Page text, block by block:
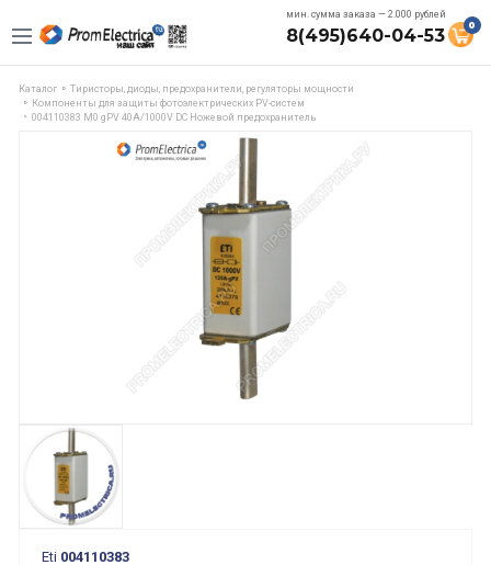
мин. сумма заказа — 2.000 рублей
8(495)640-04-53 0
Каталог
Тиристоры, диоды, предохранители, регуляторы мощности
Компоненты для защиты фотоэлектрических PV-систем
004110383 M0 gPV 40A/1000V DC Ножевой предохранитель
Eti 004110383